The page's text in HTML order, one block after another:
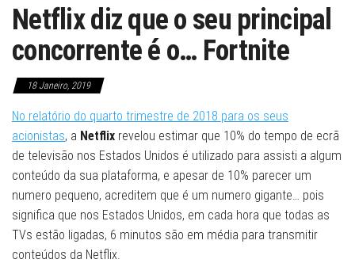
Netflix diz que o seu principal
concorrente é o… Fortnite
18 Janeiro, 2019
No relatório do quarto trimestre de 2018 para os seus
acionistas, a Netflix revelou estimar que 10% do tempo de ecrã
de televisão nos Estados Unidos é utilizado para assisti a algum
conteúdo da sua plataforma, e apesar de 10% parecer um
numero pequeno, acreditem que é um numero gigante… pois
significa que nos Estados Unidos, em cada hora que todas as
TVs estão ligadas, 6 minutos são em média para transmitir
conteúdos da Netflix.